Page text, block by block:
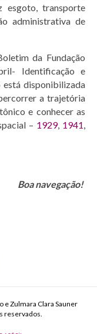
esgoto, transporte
administrativa de
da Fundação
Identificação e
disponibilizada
a trajetória
e conhecer as
– 1929, 1941,
Boa navegação!
Zulmara Clara Sauner
reservados.